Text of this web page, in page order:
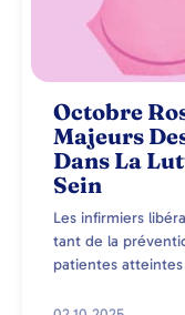
Octobre
Majeurs
Dans La
Sein
Les infirmiers
tant de la
patientes